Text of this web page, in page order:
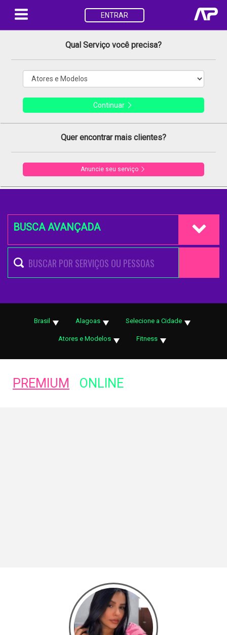
ENTRAR
Qual Serviço você precisa?
Continuar
Quer encontrar mais clientes?
Anuncie seu serviço
BUSCA AVANÇADA
Brasil Alagoas Selecione a Cidade
Atores e Modelos Fitness
PREMIUM ONLINE